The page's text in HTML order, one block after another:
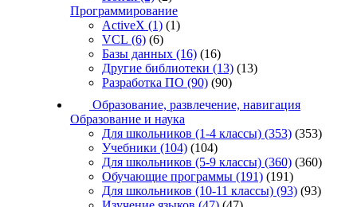
Программирование
ActiveX (1) (1)
VCL (6) (6)
Базы данных (16) (16)
Другие библиотеки (13) (13)
Разработка ПО (90) (90)
Образование, развлечение, навигация
Образование и наука
Для школьников (1-4 классы) (353) (353)
Учебники (104) (104)
Для школьников (5-9 классы) (360) (360)
Обучающие программы (191) (191)
Для школьников (10-11 классы) (93) (93)